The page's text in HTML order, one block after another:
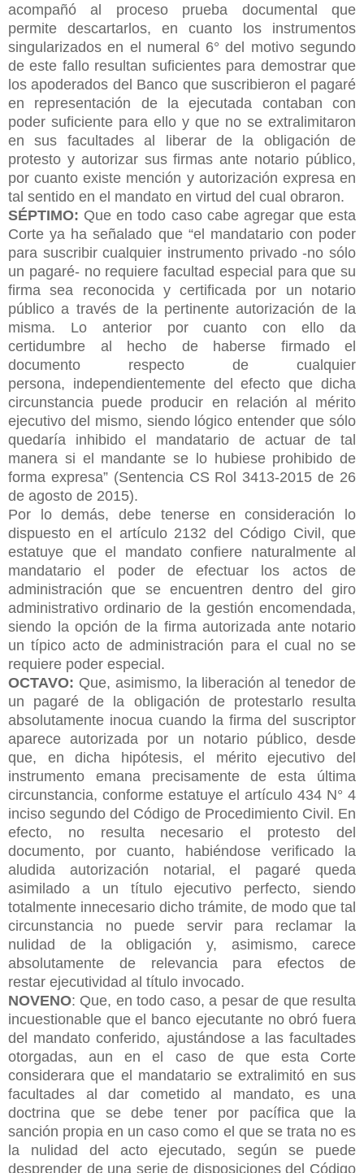
acompañó al proceso prueba documental que
permite descartarlos, en cuanto los instrumentos
singularizados en el numeral 6° del motivo segundo
de este fallo resultan suficientes para demostrar que
los apoderados del Banco que suscribieron el pagaré
en representación de la ejecutada contaban con
poder suficiente para ello y que no se extralimitaron
en sus facultades al liberar de la obligación de
protesto y autorizar sus firmas ante notario público,
por cuanto existe mención y autorización expresa en
tal sentido en el mandato en virtud del cual obraron.
SÉPTIMO: Que en todo caso cabe agregar que esta
Corte ya ha señalado que “el mandatario con poder
para suscribir cualquier instrumento privado -no sólo
un pagaré- no requiere facultad especial para que su
firma sea reconocida y certificada por un notario
público a través de la pertinente autorización de la
misma. Lo anterior por cuanto con ello da
certidumbre al hecho de haberse firmado el
documento respecto de cualquier
persona, independientemente del efecto que dicha
circunstancia puede producir en relación al mérito
ejecutivo del mismo, siendo lógico entender que sólo
quedaría inhibido el mandatario de actuar de tal
manera si el mandante se lo hubiese prohibido de
forma expresa” (Sentencia CS Rol 3413-2015 de 26
de agosto de 2015).
Por lo demás, debe tenerse en consideración lo
dispuesto en el artículo 2132 del Código Civil, que
estatuye que el mandato confiere naturalmente al
mandatario el poder de efectuar los actos de
administración que se encuentren dentro del giro
administrativo ordinario de la gestión encomendada,
siendo la opción de la firma autorizada ante notario
un típico acto de administración para el cual no se
requiere poder especial.
OCTAVO: Que, asimismo, la liberación al tenedor de
un pagaré de la obligación de protestarlo resulta
absolutamente inocua cuando la firma del suscriptor
aparece autorizada por un notario público, desde
que, en dicha hipótesis, el mérito ejecutivo del
instrumento emana precisamente de esta última
circunstancia, conforme estatuye el artículo 434 N° 4
inciso segundo del Código de Procedimiento Civil. En
efecto, no resulta necesario el protesto del
documento, por cuanto, habiéndose verificado la
aludida autorización notarial, el pagaré queda
asimilado a un título ejecutivo perfecto, siendo
totalmente innecesario dicho trámite, de modo que tal
circunstancia no puede servir para reclamar la
nulidad de la obligación y, asimismo, carece
absolutamente de relevancia para efectos de
restar ejecutividad al título invocado.
NOVENO: Que, en todo caso, a pesar de que resulta
incuestionable que el banco ejecutante no obró fuera
del mandato conferido, ajustándose a las facultades
otorgadas, aun en el caso de que esta Corte
considerara que el mandatario se extralimitó en sus
facultades al dar cometido al mandato, es una
doctrina que se debe tener por pacífica que la
sanción propia en un caso como el que se trata no es
la nulidad del acto ejecutado, según se puede
desprender de una serie de disposiciones del Código